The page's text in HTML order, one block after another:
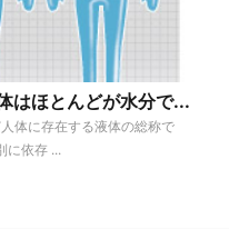
はほとんどが水分で...
体に存在する液体の総称で
に依存 ...